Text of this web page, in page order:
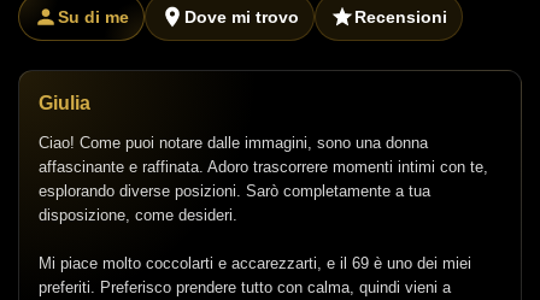
Su di me Dove mi trovo Recensioni
Giulia
Ciao! Come puoi notare dalle immagini, sono una donna
affascinante e raffinata. Adoro trascorrere momenti intimi con te,
esplorando diverse posizioni. Sarò completamente a tua
disposizione, come desideri.
Mi piace molto coccolarti e accarezzarti, e il 69 è uno dei miei
preferiti. Preferisco prendere tutto con calma, quindi vieni a